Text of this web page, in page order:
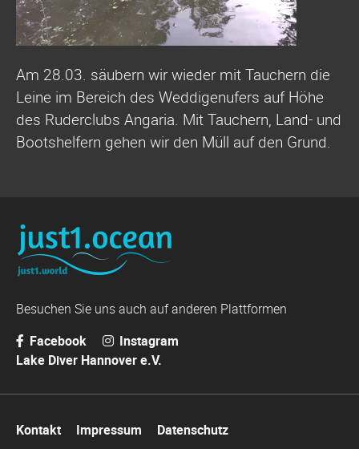
Am 28.03. säubern wir wieder mit Tauchern die
Leine im Bereich des Weddigenufers auf Höhe
des Ruderclubs Angaria. Mit Tauchern, Land- und
Bootshelfern gehen wir den Müll auf den Grund.
Besuchen Sie uns auch auf anderen Plattformen
Facebook
Instagram
Lake Diver Hannover e.V.
überspringen
Kontakt Impressum Datenschutz